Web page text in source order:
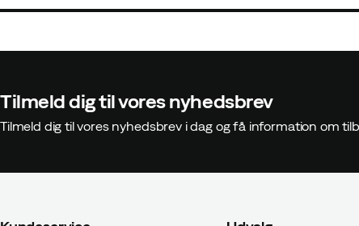
Tilmeld dig til vores nyhedsbrev
Tilmeld dig til vores nyhedsbrev i dag og få information om